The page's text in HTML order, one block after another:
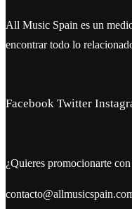
All Music Spain es un
encontrar todo lo
Facebook Twitter
¿Quieres promocionarte